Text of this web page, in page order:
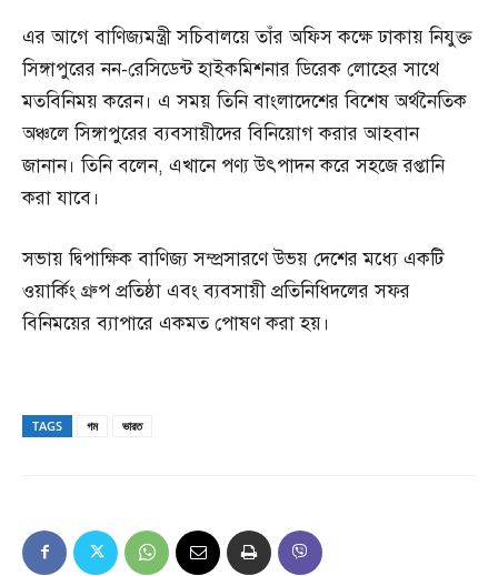
এর আগে বাণিজ্যমন্ত্রী সচিবালয়ে তাঁর অফিস কক্ষে ঢাকায় নিযুক্ত
সিঙ্গাপুরের নন-রেসিডেন্ট হাইকমিশনার ডিরেক লোহের সাথে
মতবিনিময় করেন। এ সময় তিনি বাংলাদেশের বিশেষ অর্থনৈতিক
অঞ্চলে সিঙ্গাপুরের ব্যবসায়ীদের বিনিয়োগ করার আহবান
জানান। তিনি বলেন, এখানে পণ্য উৎপাদন করে সহজে রপ্তানি
করা যাবে।
সভায় দ্বিপাক্ষিক বাণিজ্য সম্প্রসারণে উভয় দেশের মধ্যে একটি
ওয়ার্কিং গ্রুপ প্রতিষ্ঠা এবং ব্যবসায়ী প্রতিনিধিদলের সফর
বিনিময়ের ব্যাপারে একমত পোষণ করা হয়।
TAGS গম ভারত